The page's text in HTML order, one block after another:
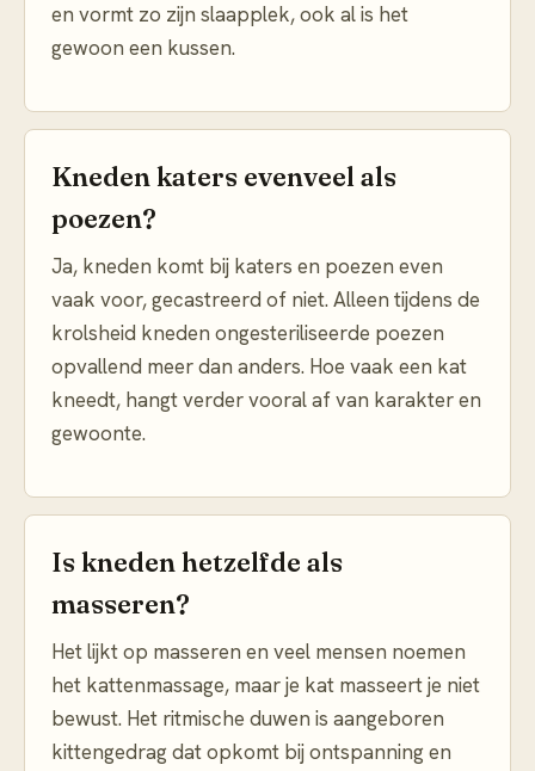
en vormt zo zijn slaapplek, ook al is het
gewoon een kussen.
Kneden katers evenveel als
poezen?
Ja, kneden komt bij katers en poezen even
vaak voor, gecastreerd of niet. Alleen tijdens de
krolsheid kneden ongesteriliseerde poezen
opvallend meer dan anders. Hoe vaak een kat
kneedt, hangt verder vooral af van karakter en
gewoonte.
Is kneden hetzelfde als
masseren?
Het lijkt op masseren en veel mensen noemen
het kattenmassage, maar je kat masseert je niet
bewust. Het ritmische duwen is aangeboren
kittengedrag dat opkomt bij ontspanning en